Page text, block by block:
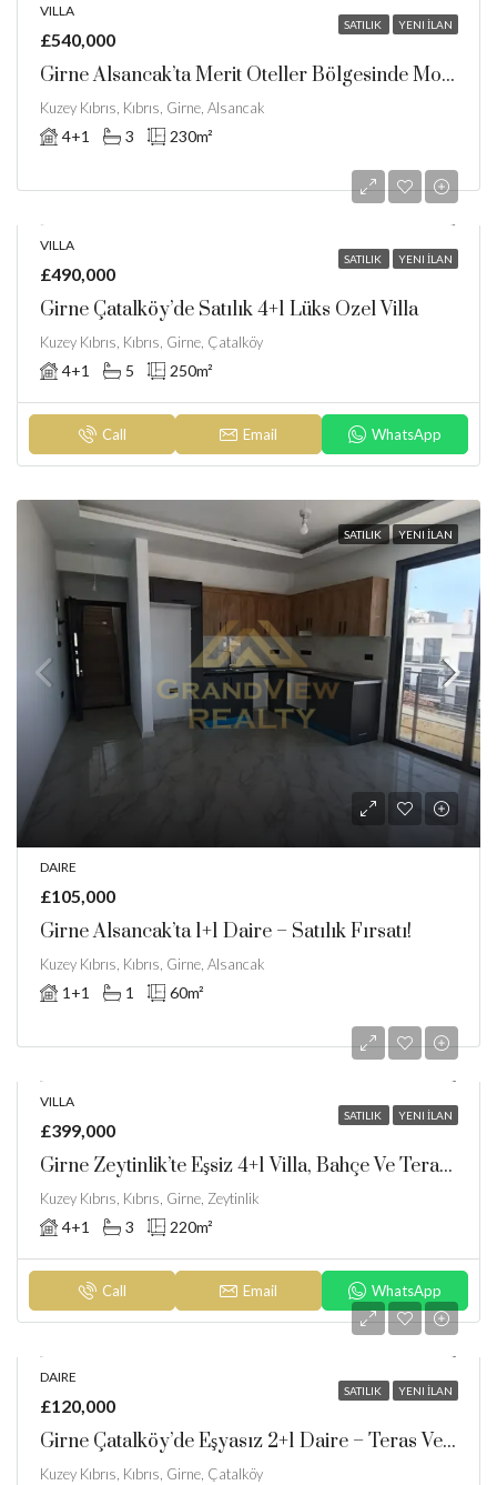
SATILIK YENI İLAN
VILLA
£540,000
Girne Alsancak’ta Merit Oteller Bölgesinde Modern Villa
Kuzey Kıbrıs, Kıbrıs, Girne, Alsancak
4+1 3 230m²
SATILIK YENI İLAN
VILLA
£490,000
Girne Çatalköy’de Satılık 4+1 Lüks Özel Villa
Kuzey Kıbrıs, Kıbrıs, Girne, Çatalköy
4+1 5 250m²
Call Email WhatsApp
SATILIK YENI İLAN
DAIRE
£105,000
Girne Alsancak’ta 1+1 Daire – Satılık Fırsatı!
Kuzey Kıbrıs, Kıbrıs, Girne, Alsancak
1+1 1 60m²
SATILIK YENI İLAN
VILLA
£399,000
Girne Zeytinlik’te Eşsiz 4+1 Villa, Bahçe Ve Teras İle Satılık!
Kuzey Kıbrıs, Kıbrıs, Girne, Zeytinlik
4+1 3 220m²
Call Email WhatsApp
SATILIK YENI İLAN
DAIRE
£120,000
Girne Çatalköy’de Eşyasız 2+1 Daire – Teras Ve Otopark Avantajlarıyla!
Kuzey Kıbrıs, Kıbrıs, Girne, Çatalköy